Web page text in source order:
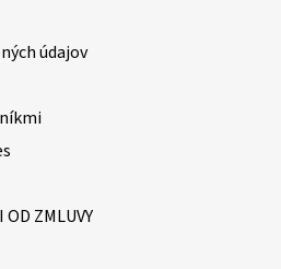
údajov
ZMLUVY